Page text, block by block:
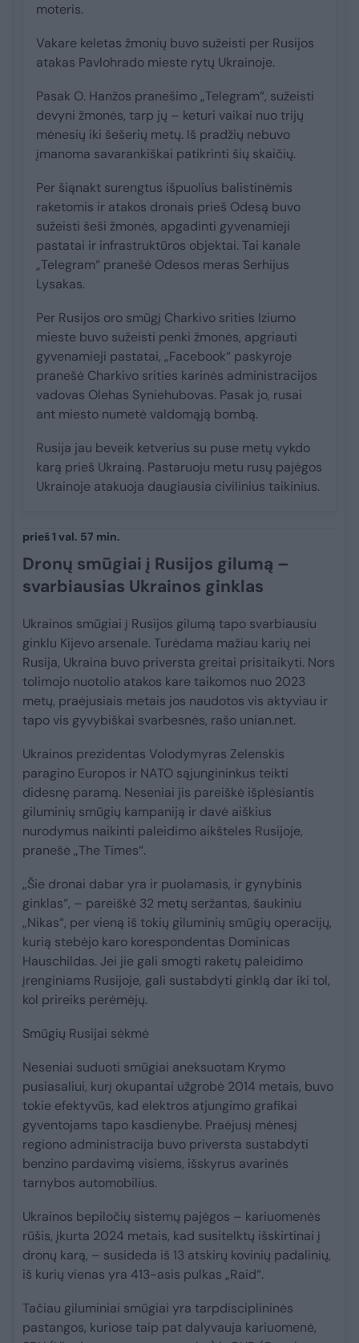
moteris.
Vakare keletas žmonių buvo sužeisti per Rusijos
atakas Pavlohrado mieste rytų Ukrainoje.
Pasak O. Hanžos pranešimo „Telegram“, sužeisti
devyni žmonės, tarp jų – keturi vaikai nuo trijų
mėnesių iki šešerių metų. Iš pradžių nebuvo
įmanoma savarankiškai patikrinti šių skaičių.
Per šiąnakt surengtus išpuolius balistinėmis
raketomis ir atakos dronais prieš Odesą buvo
sužeisti šeši žmonės, apgadinti gyvenamieji
pastatai ir infrastruktūros objektai. Tai kanale
„Telegram“ pranešė Odesos meras Serhijus
Lysakas.
Per Rusijos oro smūgį Charkivo srities Iziumo
mieste buvo sužeisti penki žmonės, apgriauti
gyvenamieji pastatai, „Facebook“ paskyroje
pranešė Charkivo srities karinės administracijos
vadovas Olehas Syniehubovas. Pasak jo, rusai
ant miesto numetė valdomąją bombą.
Rusija jau beveik ketverius su puse metų vykdo
karą prieš Ukrainą. Pastaruoju metu rusų pajėgos
Ukrainoje atakuoja daugiausia civilinius taikinius.
prieš 1 val. 57 min.
Dronų smūgiai į Rusijos gilumą –
svarbiausias Ukrainos ginklas
Ukrainos smūgiai į Rusijos gilumą tapo svarbiausiu
ginklu Kijevo arsenale. Turėdama mažiau karių nei
Rusija, Ukraina buvo priversta greitai prisitaikyti. Nors
tolimojo nuotolio atakos kare taikomos nuo 2023
metų, praėjusiais metais jos naudotos vis aktyviau ir
tapo vis gyvybiškai svarbesnės, rašo unian.net.
Ukrainos prezidentas Volodymyras Zelenskis
paragino Europos ir NATO sąjungininkus teikti
didesnę paramą. Neseniai jis pareiškė išplėsiantis
giluminių smūgių kampaniją ir davė aiškius
nurodymus naikinti paleidimo aikšteles Rusijoje,
pranešė „The Times“.
„Šie dronai dabar yra ir puolamasis, ir gynybinis
ginklas“, – pareiškė 32 metų seržantas, šaukiniu
„Nikas“, per vieną iš tokių giluminių smūgių operacijų,
kurią stebėjo karo korespondentas Dominicas
Hauschildas. Jei jie gali smogti raketų paleidimo
įrenginiams Rusijoje, gali sustabdyti ginklą dar iki tol,
kol prireiks perėmėjų.
Smūgių Rusijai sėkmė
Neseniai suduoti smūgiai aneksuotam Krymo
pusiasaliui, kurį okupantai užgrobė 2014 metais, buvo
tokie efektyvūs, kad elektros atjungimo grafikai
gyventojams tapo kasdienybe. Praėjusį mėnesį
regiono administracija buvo priversta sustabdyti
benzino pardavimą visiems, išskyrus avarinės
tarnybos automobilius.
Ukrainos bepiločių sistemų pajėgos – kariuomenės
rūšis, įkurta 2024 metais, kad susitelktų išskirtinai į
dronų karą, – susideda iš 13 atskirų kovinių padalinių,
iš kurių vienas yra 413-asis pulkas „Raid“.
Tačiau giluminiai smūgiai yra tarpdisciplininės
pastangos, kuriose taip pat dalyvauja kariuomenė,